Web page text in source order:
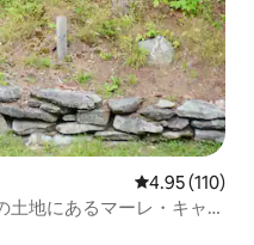
レビュー110
4.95 (110)
地にあるマーレ・キャビ